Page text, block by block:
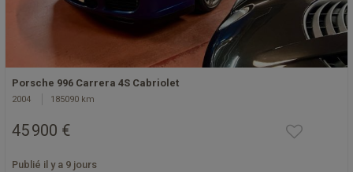
Porsche 996 Carrera 4S Cabriolet
2004 185090 km
45 900 €
Publié il y a 9 jours